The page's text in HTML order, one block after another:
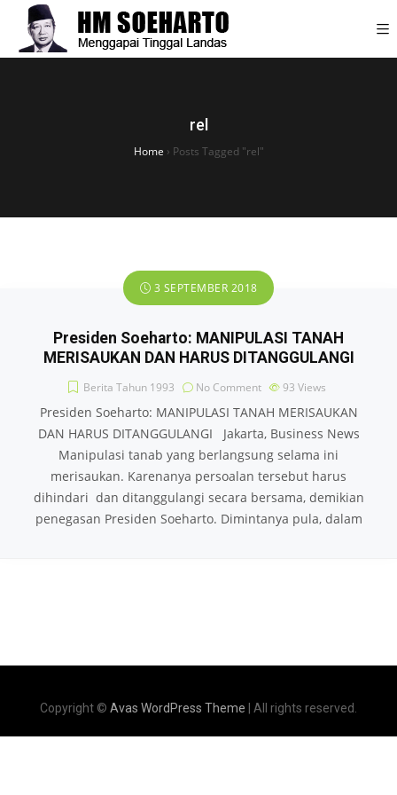
rel
Home › Posts Tagged "rel"
3 SEPTEMBER 2018
Presiden Soeharto: MANIPULASI TANAH
MERISAUKAN DAN HARUS DITANGGULANGI
Berita Tahun 1993 No Comment 93 Views
Presiden Soeharto: MANIPULASI TANAH MERISAUKAN
DAN HARUS DITANGGULANGI Jakarta, Business News
Manipulasi tanab yang berlangsung selama ini
merisaukan. Karenanya persoalan tersebut harus
dihindari dan ditanggulangi secara bersama, demikian
penegasan Presiden Soeharto. Dimintanya pula, dalam
Copyright © Avas WordPress Theme | All rights reserved.